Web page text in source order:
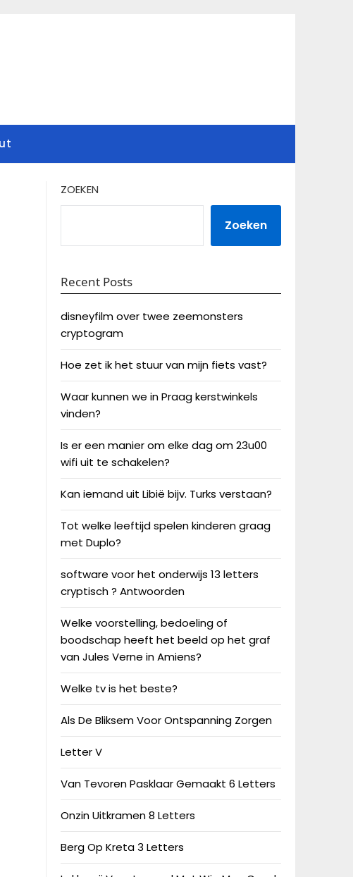
ZOEKEN
Zoeken
Recent Posts
disneyfilm over twee zeemonsters
cryptogram
Hoe zet ik het stuur van mijn fiets vast?
Waar kunnen we in Praag kerstwinkels
vinden?
Is er een manier om elke dag om 23u00
wifi uit te schakelen?
Kan iemand uit Libië bijv. Turks verstaan?
Tot welke leeftijd spelen kinderen graag
met Duplo?
software voor het onderwijs 13 letters
cryptisch ? Antwoorden
Welke voorstelling, bedoeling of
boodschap heeft het beeld op het graf
van Jules Verne in Amiens?
Welke tv is het beste?
Als De Bliksem Voor Ontspanning Zorgen
Letter V
Van Tevoren Pasklaar Gemaakt 6 Letters
Onzin Uitkramen 8 Letters
Berg Op Kreta 3 Letters